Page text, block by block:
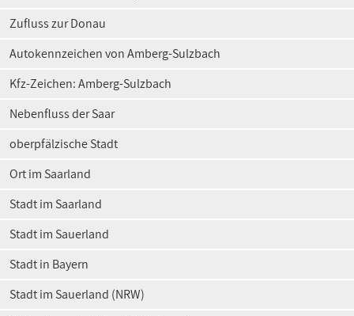
Zufluss zur Donau
Autokennzeichen von Amberg-Sulzbach
Kfz-Zeichen: Amberg-Sulzbach
Nebenfluss der Saar
oberpfälzische Stadt
Ort im Saarland
Stadt im Saarland
Stadt im Sauerland
Stadt in Bayern
Stadt im Sauerland (NRW)